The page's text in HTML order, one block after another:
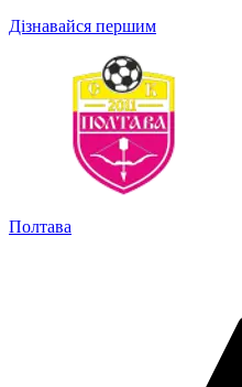
Дізнавайся першим
Полтава